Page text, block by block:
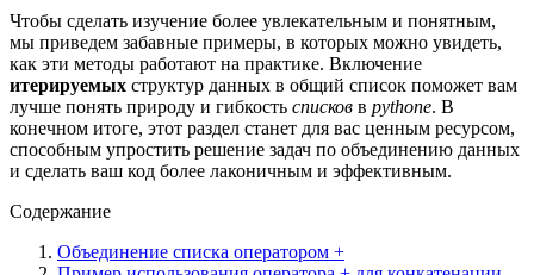
Чтобы сделать изучение более увлекательным и понятным,
мы приведем забавные примеры, в которых можно увидеть,
как эти методы работают на практике. Включение
итерируемых структур данных в общий список поможет вам
лучше понять природу и гибкость списков в pythonе. В
конечном итоге, этот раздел станет для вас ценным ресурсом,
способным упростить решение задач по объединению данных
и сделать ваш код более лаконичным и эффективным.
Содержание
Объединение списка оператором +